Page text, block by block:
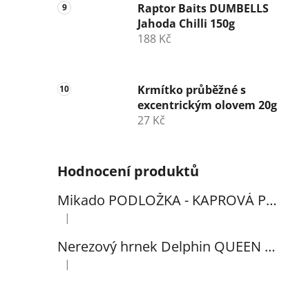
Raptor Baits DUMBELLS
Jahoda Chilli 150g
188 Kč
Krmítko průběžné s
excentrickým olovem 20g
27 Kč
Hodnocení produktů
Mikado PODLOŽKA - KAPROVÁ PRO VYHÁČKOVÁNÍ S METREM - (102x60cm) - 1ks
Hodnocení produktu je 5 z 5 hvězdiček.
|
Nerezový hrnek Delphin QUEEN 300ml
Hodnocení produktu je 5 z 5 hvězdiček.
|